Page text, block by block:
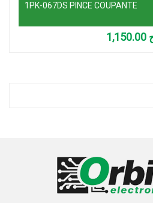
1PK-067DS PINCE COUPANTE
1,150.00